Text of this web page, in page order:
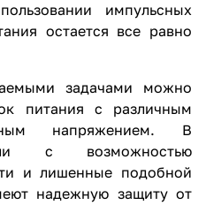
импульсных
остается все равно
задачами можно
питания с различным
напряжением. В
с возможностью
и лишенные подобной
надежную защиту от